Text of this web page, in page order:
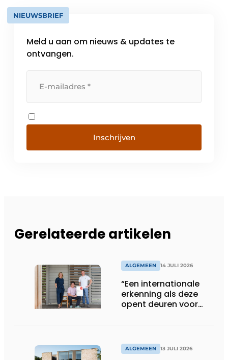
NIEUWSBRIEF
Meld u aan om nieuws & updates te
ontvangen.
Inschrijven
Gerelateerde artikelen
ALGEMEEN 14 JULI 2026
“Een internationale
erkenning als deze
opent deuren voor
ALGEMEEN 13 JULI 2026